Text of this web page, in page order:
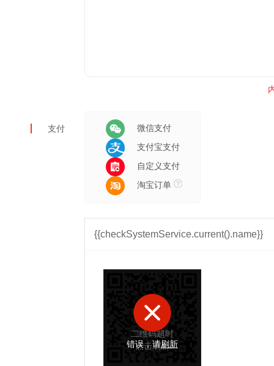
支付
微信支付
支付宝支付
自定义支付
淘宝订单
{{checkSystemService.current().name}}
支付成功
二维码超时
点击刷新
错误，请刷新